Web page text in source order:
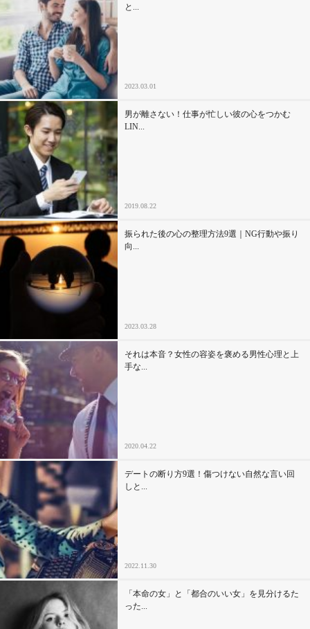
と...
2023.03.01
男が離さない！仕事が忙しい彼の心をつかむ
LIN...
2019.08.22
振られた後の心の整理方法9選｜NG行動や振り
向...
2023.03.28
それは本音？女性の容姿を褒める男性心理と上
手な...
2020.04.22
デートの断り方9選！傷つけない自然な言い回
しと...
2022.11.30
「本命の女」と「都合のいい女」を見分けるた
った...